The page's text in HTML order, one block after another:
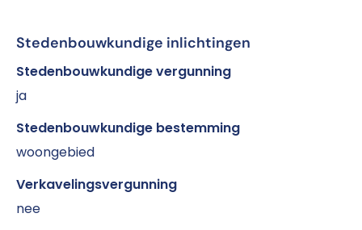
Stedenbouwkundige inlichtingen
Stedenbouwkundige vergunning
ja
Stedenbouwkundige bestemming
woongebied
Verkavelingsvergunning
nee